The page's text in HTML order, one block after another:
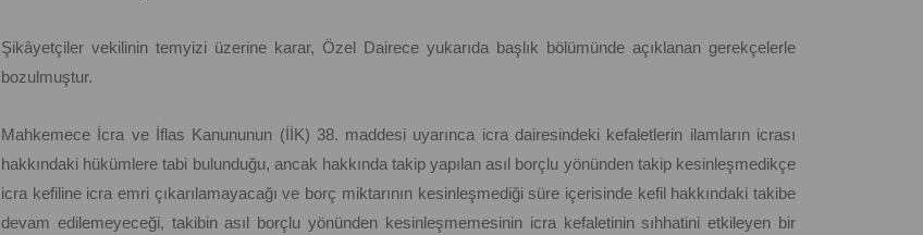
Şikâyetçiler vekilinin temyizi üzerine karar, Özel Dairece yukarıda başlık bölümünde açıklanan gerekçelerle
bozulmuştur.
Mahkemece İcra ve İflas Kanununun (İİK) 38. maddesi uyarınca icra dairesindeki kefaletlerin ilamların icrası
hakkındaki hükümlere tabi bulunduğu, ancak hakkında takip yapılan asıl borçlu yönünden takip kesinleşmedikçe
icra kefiline icra emri çıkarılamayacağı ve borç miktarının kesinleşmediği süre içerisinde kefil hakkındaki takibe
devam edilemeyeceği, takibin asıl borçlu yönünden kesinleşmemesinin icra kefaletinin sıhhatini etkileyen bir